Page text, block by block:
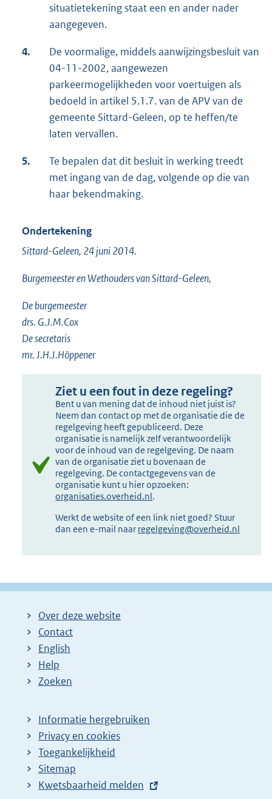
situatietekening staat een en ander nader
aangegeven.
4.
De voormalige, middels aanwijzingsbesluit van
04-11-2002, aangewezen
parkeermogelijkheden voor voertuigen als
bedoeld in artikel 5.1.7. van de APV van de
gemeente Sittard-Geleen, op te heffen/te
laten vervallen.
5.
Te bepalen dat dit besluit in werking treedt
met ingang van de dag, volgende op die van
haar bekendmaking.
Ondertekening
Sittard-Geleen, 24 juni 2014.
Burgemeester en Wethouders van Sittard-Geleen,
De burgemeester
drs. G.J.M.Cox
De secretaris
mr. J.H.J.Höppener
Ziet u een fout in deze regeling?
Bent u van mening dat de inhoud niet juist is?
Neem dan contact op met de organisatie die de
regelgeving heeft gepubliceerd. Deze
organisatie is namelijk zelf verantwoordelijk
voor de inhoud van de regelgeving. De naam
van de organisatie ziet u bovenaan de
regelgeving. De contactgegevens van de
organisatie kunt u hier opzoeken:
organisaties.overheid.nl.
Werkt de website of een link niet goed? Stuur
dan een e-mail naar regelgeving@overheid.nl
Over deze website
Contact
English
Help
Zoeken
Informatie hergebruiken
Privacy en cookies
Toegankelijkheid
Sitemap
E
Kwetsbaarheid melden